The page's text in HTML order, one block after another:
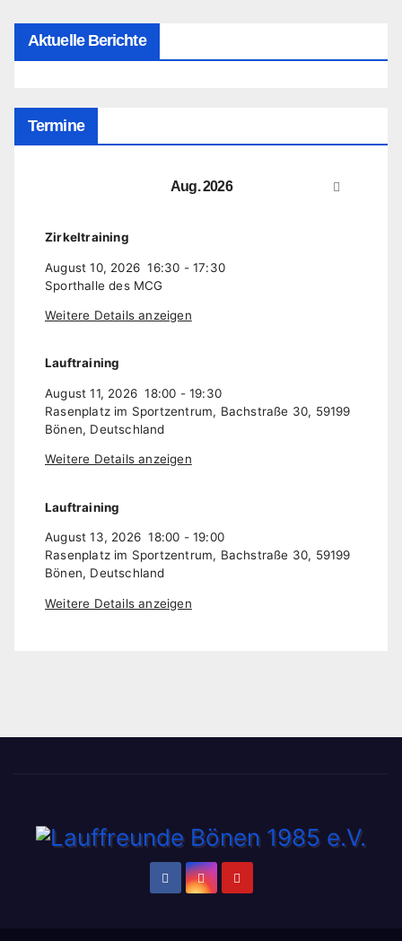
Aktuelle Berichte
Termine
Aug. 2026
Zirkeltraining
August 10, 2026 16:30 -17:30
Sporthalle des MCG
Weitere Details anzeigen
Lauftraining
August 11, 2026 18:00 -19:30
Rasenplatz im Sportzentrum, Bachstraße 30, 59199
Bönen, Deutschland
Weitere Details anzeigen
Lauftraining
August 13, 2026 18:00 -19:00
Rasenplatz im Sportzentrum, Bachstraße 30, 59199
Bönen, Deutschland
Weitere Details anzeigen